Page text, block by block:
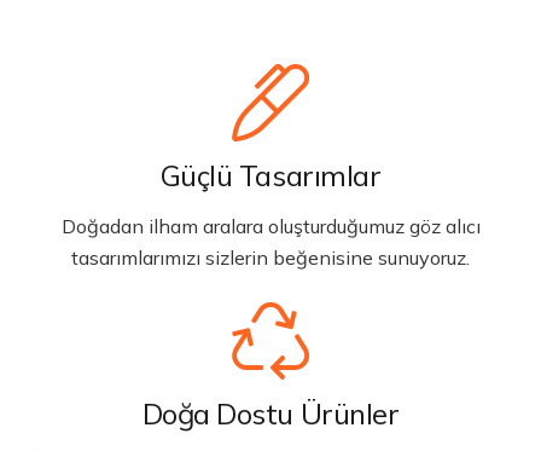
Güçlü Tasarımlar
Doğadan ilham aralara oluşturduğumuz göz alıcı
tasarımlarımızı sizlerin beğenisine sunuyoruz.
Doğa Dostu Ürünler